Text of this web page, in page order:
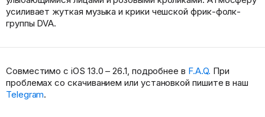
усиливает жуткая музыка и крики чешской фрик-фолк-
группы DVA.
Совместимо с iOS 13.0 – 26.1, подробнее в F.A.Q. При
проблемах со скачиванием или установкой пишите в наш
Telegram.